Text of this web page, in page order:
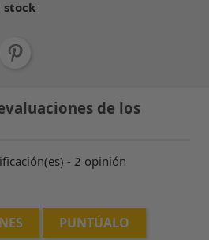
stock
de los
- 2 opinión
PUNTÚALO